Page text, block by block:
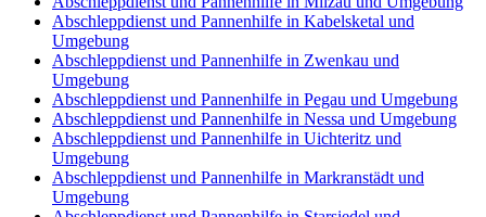
Abschleppdienst und Pannenhilfe in Kabelsketal und
Umgebung
Abschleppdienst und Pannenhilfe in Zwenkau und
Umgebung
Abschleppdienst und Pannenhilfe in Pegau und Umgebung
Abschleppdienst und Pannenhilfe in Nessa und Umgebung
Abschleppdienst und Pannenhilfe in Uichteritz und
Umgebung
Abschleppdienst und Pannenhilfe in Markranstädt und
Umgebung